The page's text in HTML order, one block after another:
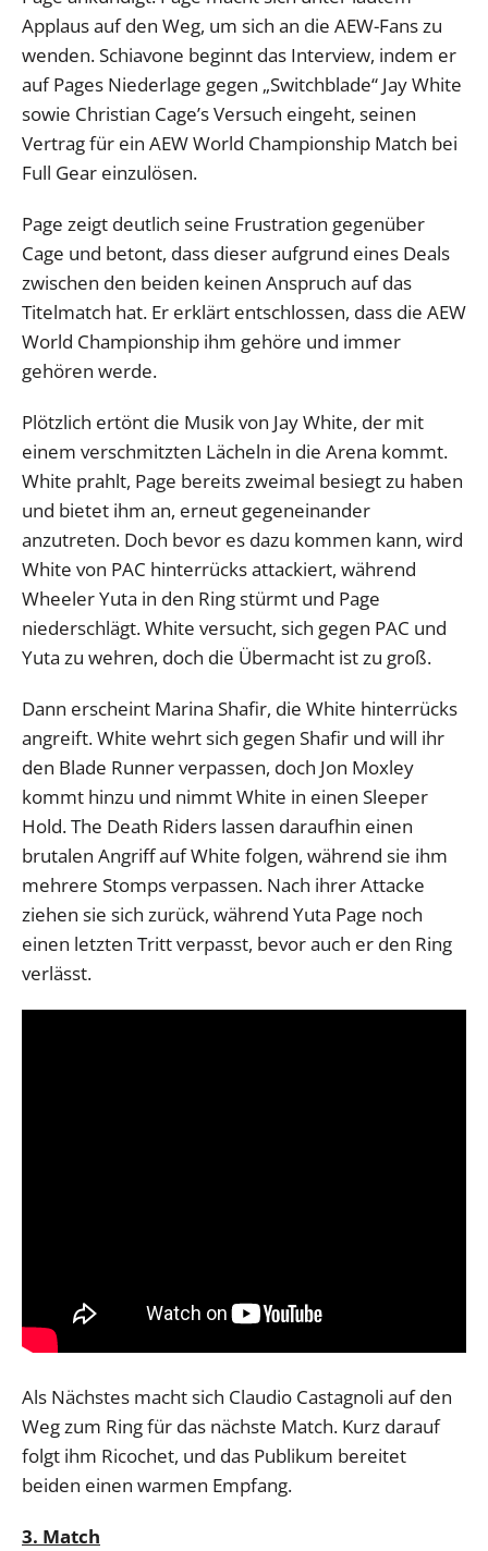
Applaus auf den Weg, um sich an die AEW-Fans zu
wenden. Schiavone beginnt das Interview, indem er
auf Pages Niederlage gegen „Switchblade“ Jay White
sowie Christian Cage’s Versuch eingeht, seinen
Vertrag für ein AEW World Championship Match bei
Full Gear einzulösen.
Page zeigt deutlich seine Frustration gegenüber
Cage und betont, dass dieser aufgrund eines Deals
zwischen den beiden keinen Anspruch auf das
Titelmatch hat. Er erklärt entschlossen, dass die AEW
World Championship ihm gehöre und immer
gehören werde.
Plötzlich ertönt die Musik von Jay White, der mit
einem verschmitzten Lächeln in die Arena kommt.
White prahlt, Page bereits zweimal besiegt zu haben
und bietet ihm an, erneut gegeneinander
anzutreten. Doch bevor es dazu kommen kann, wird
White von PAC hinterrücks attackiert, während
Wheeler Yuta in den Ring stürmt und Page
niederschlägt. White versucht, sich gegen PAC und
Yuta zu wehren, doch die Übermacht ist zu groß.
Dann erscheint Marina Shafir, die White hinterrücks
angreift. White wehrt sich gegen Shafir und will ihr
den Blade Runner verpassen, doch Jon Moxley
kommt hinzu und nimmt White in einen Sleeper
Hold. The Death Riders lassen daraufhin einen
brutalen Angriff auf White folgen, während sie ihm
mehrere Stomps verpassen. Nach ihrer Attacke
ziehen sie sich zurück, während Yuta Page noch
einen letzten Tritt verpasst, bevor auch er den Ring
verlässt.
Als Nächstes macht sich Claudio Castagnoli auf den
Weg zum Ring für das nächste Match. Kurz darauf
folgt ihm Ricochet, und das Publikum bereitet
beiden einen warmen Empfang.
3. Match